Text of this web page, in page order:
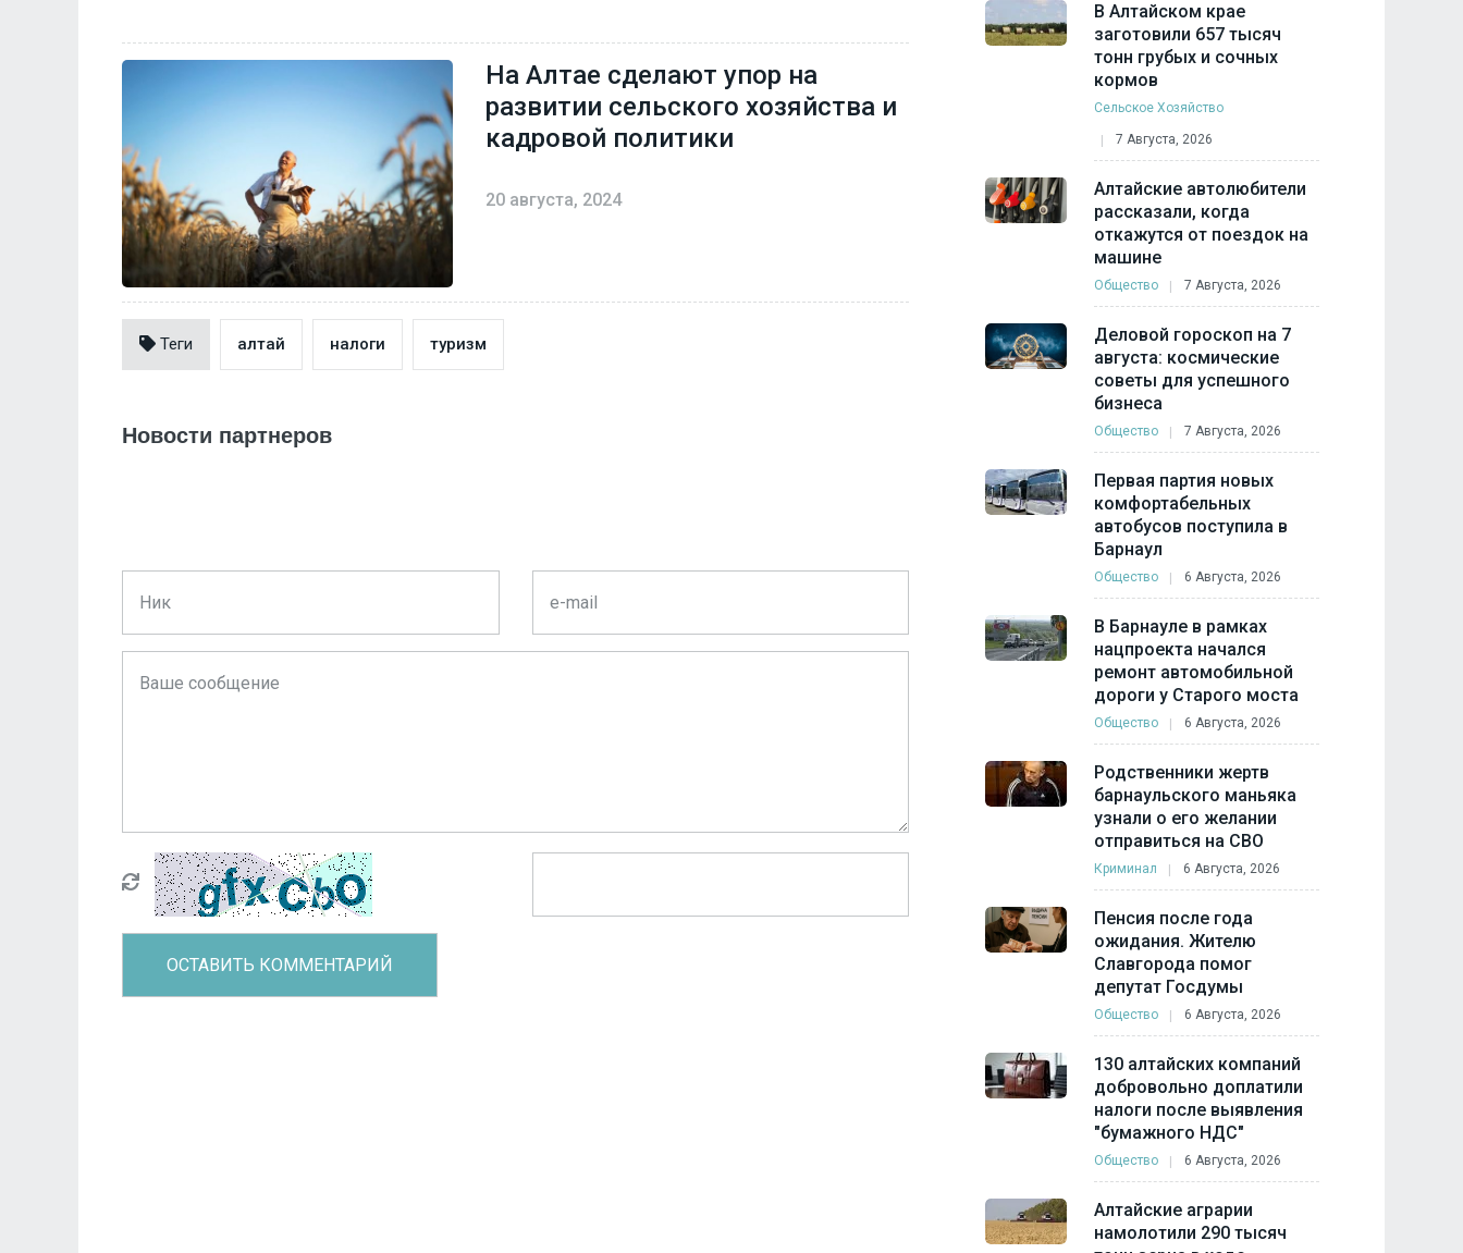
На Алтае сделают упор на
развитии сельского хозяйства и
кадровой политики
20 августа, 2024
Теги алтай налоги туризм
Новости партнеров
В Алтайском крае
заготовили 657 тысяч
тонн грубых и сочных
кормов
Сельское Хозяйство
7 Августа, 2026
Алтайские автолюбители
рассказали, когда
откажутся от поездок на
машине
Общество 7 Августа, 2026
Деловой гороскоп на 7
августа: космические
советы для успешного
бизнеса
Общество 7 Августа, 2026
Первая партия новых
комфортабельных
автобусов поступила в
Барнаул
Общество 6 Августа, 2026
В Барнауле в рамках
нацпроекта начался
ремонт автомобильной
дороги у Старого моста
Общество 6 Августа, 2026
Родственники жертв
барнаульского маньяка
узнали о его желании
отправиться на СВО
Криминал 6 Августа, 2026
Пенсия после года
ожидания. Жителю
Славгорода помог
депутат Госдумы
Общество 6 Августа, 2026
130 алтайских компаний
добровольно доплатили
налоги после выявления
"бумажного НДС"
Общество 6 Августа, 2026
Алтайские аграрии
намолотили 290 тысяч